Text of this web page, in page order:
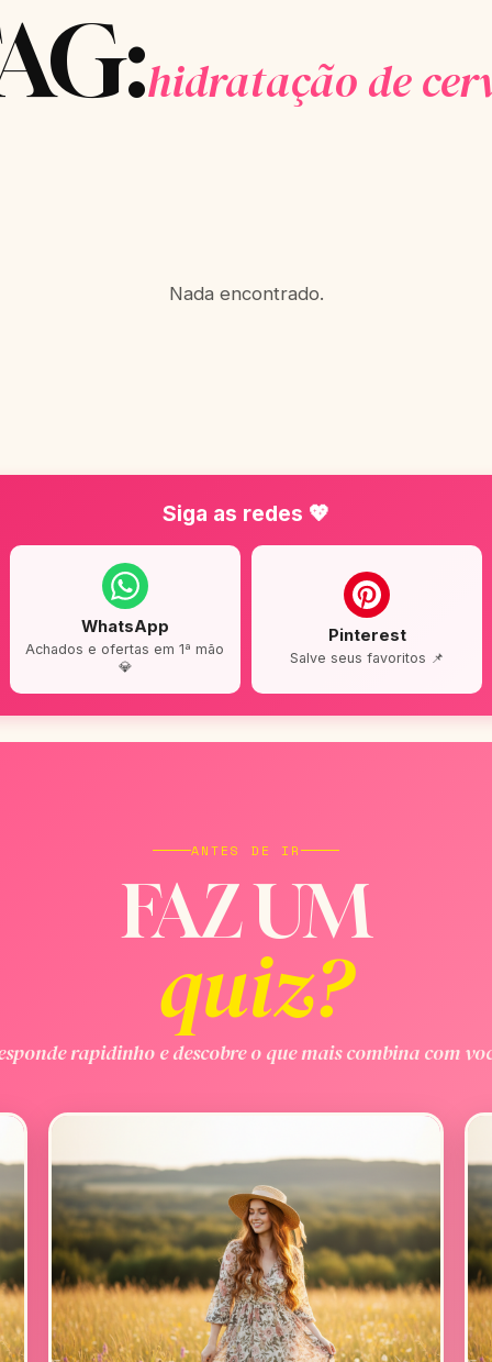
hidratação de
Nada encontrado.
Siga as redes 💖
WhatsApp
Achados e ofertas em 1ª mão
💎
Pinterest
Salve seus favoritos 📌
ANTES DE IR
FAZ UM
quiz?
rapidinho e descobre o que mais combina com